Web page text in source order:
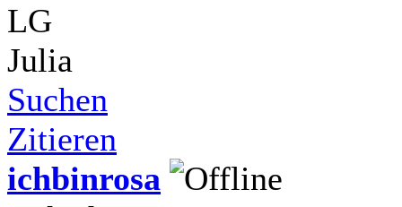
LG
Julia
Suchen
Zitieren
ichbinrosa